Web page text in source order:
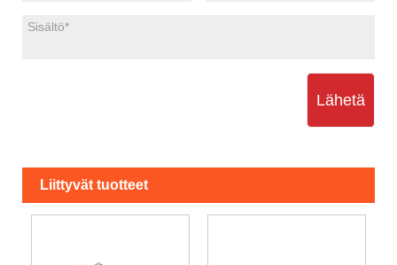
Lähetä
Liittyvät tuotteet